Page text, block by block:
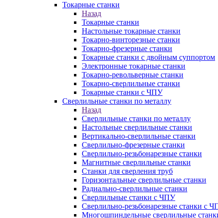
Токарные станки
Назад
Токарные станки
Настольные токарные станки
Токарно-винторезные станки
Токарно-фрезерные станки
Токарные станки с двойным суппортом
Электронные токарные станки
Токарно-револьверные станки
Токарно-сверлильные станки
Токарные станки с ЧПУ
Сверлильные станки по металлу
Назад
Сверлильные станки по металлу
Настольные сверлильные станки
Вертикально-сверлильные станки
Сверлильно-фрезерные станки
Сверлильно-резьбонарезные станки
Магнитные сверлильные станки
Станки для сверления труб
Горизонтальные сверлильные станки
Радиально-сверлильные станки
Сверлильные станки с ЧПУ
Сверлильно-резьбонарезные станки с
Многошпиндельные сверлильные